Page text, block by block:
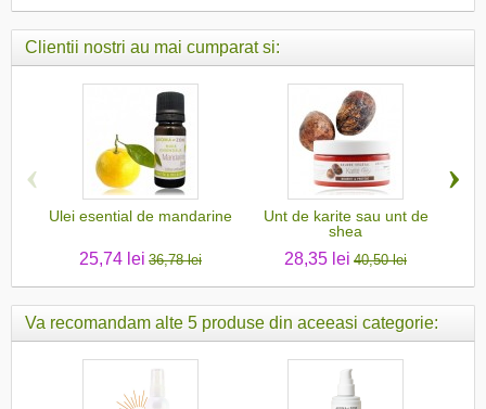
Clientii nostri au mai cumparat si:
Ulei esential de mandarine
25,74 lei 36,78 lei
Unt de karite sau unt de
shea
28,35 lei 40,50 lei
‹ ›
Va recomandam alte 5 produse din aceeasi categorie: